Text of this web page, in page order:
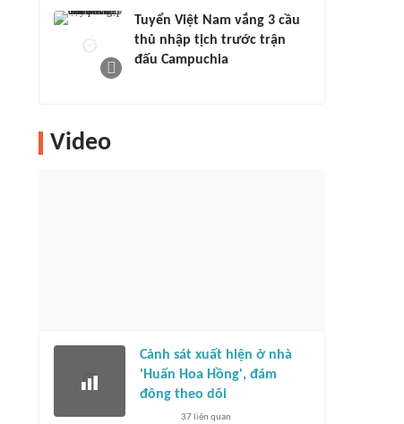
Tuyển Việt Nam vắng 3 cầu
thủ nhập tịch trước trận
đấu Campuchia
Video
Cảnh sát xuất hiện ở nhà
'Huấn Hoa Hồng', đám
đông theo dõi
37liên quan